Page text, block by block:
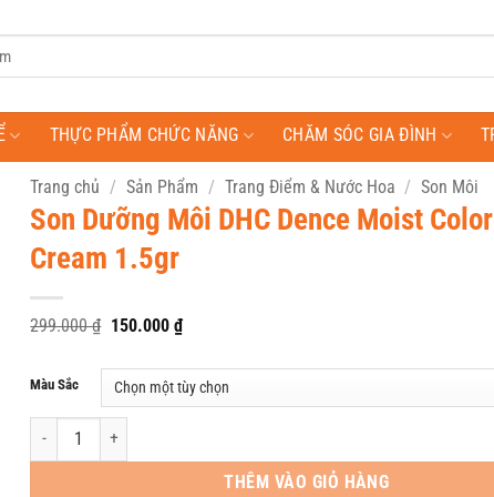
THỰC PHẨM CHỨC NĂNG CHĂM SÓC GIA ĐÌNH
Trang chủ / Sản Phẩm / Trang Điểm & Nước Hoa / Son Môi
Son Dưỡng Môi DHC Dence Moist
Cream 1.5gr
299.000₫ Giá
299.000 ₫.
150.000₫Giá
hiện
là:
150.000 ₫.
Màu Sắc
Son Dưỡng Môi DHC Dence Moist Color Lip Cream 1.5gr số lượng
THÊM VÀO GIỎ HÀNG